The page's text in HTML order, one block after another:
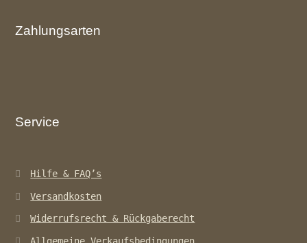
Zahlungsarten
Service
Hilfe & FAQ’s
Versandkosten
Widerrufsrecht & Rückgaberecht